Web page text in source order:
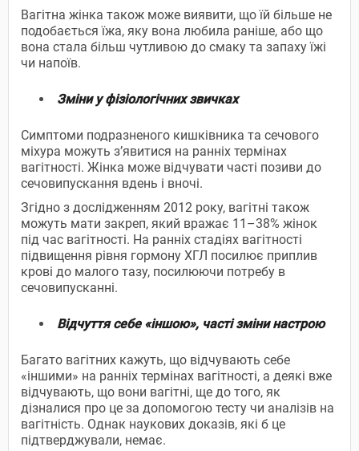
Вагітна жінка також може виявити, що їй більше не
подобається їжа, яку вона любила раніше, або що
вона стала більш чутливою до смаку та запаху їжі
чи напоїв.
Зміни у фізіологічних звичках
Симптоми подразненого кишківника та сечового
міхура можуть з’явитися на ранніх термінах
вагітності. Жінка може відчувати часті позиви до
сечовипускання вдень і вночі.
Згідно з дослідженням 2012 року, вагітні також
можуть мати закреп, який вражає 11–38% жінок
під час вагітності. На ранніх стадіях вагітності
підвищення рівня гормону ХГЛ посилює приплив
крові до малого тазу, посилюючи потребу в
сечовипусканні.
Відчуття себе «іншою», часті зміни настрою
Багато вагітних кажуть, що відчувають себе
«іншими» на ранніх термінах вагітності, а деякі вже
відчувають, що вони вагітні, ще до того, як
дізналися про це за допомогою тесту чи аналізів на
вагітність. Однак наукових доказів, які б це
підтверджували, немає.